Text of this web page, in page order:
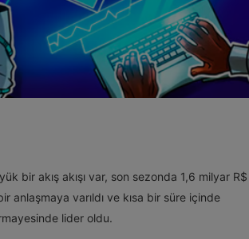
bir akış akışı var, son sezonda 1,6 milyar R$
anlaşmaya varıldı ve kısa bir süre içinde
lider oldu.